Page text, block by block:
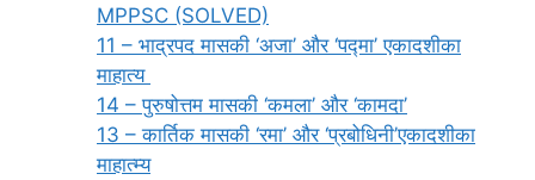
MPPSC (SOLVED)
11 – भाद्रपद मासकी ‘अजा’ और ‘पद्मा’ एकादशीका
माहात्य
14 – पुरुषोत्तम मासकी ‘कमला’ और ‘कामदा’
13 – कार्तिक मासकी ‘रमा’ और ‘प्रबोधिनी’एकादशीका
माहात्म्य